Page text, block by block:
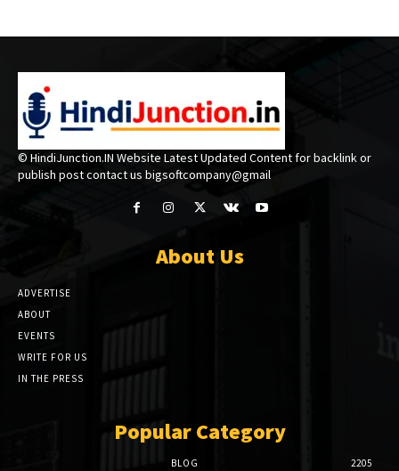
© HindiJunction.IN Website Latest Updated Content for backlink or
publish post contact us bigsoftcompany@gmail
About Us
ADVERTISE
ABOUT
EVENTS
WRITE FOR US
IN THE PRESS
Popular Category
BLOG 2205